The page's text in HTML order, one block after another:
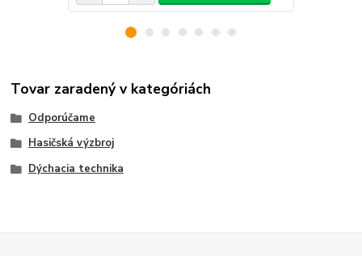
Tovar zaradený v kategóriách
Odporúčame
Hasičská výzbroj
Dýchacia technika